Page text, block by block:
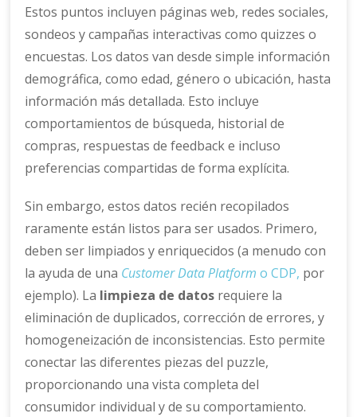
Estos puntos incluyen páginas web, redes sociales,
sondeos y campañas interactivas como quizzes o
encuestas. Los datos van desde simple información
demográfica, como edad, género o ubicación, hasta
información más detallada. Esto incluye
comportamientos de búsqueda, historial de
compras, respuestas de feedback e incluso
preferencias compartidas de forma explícita.
Sin embargo, estos datos recién recopilados
raramente están listos para ser usados. Primero,
deben ser limpiados y enriquecidos (a menudo con
la ayuda de una Customer Data Platform o CDP, por
ejemplo). La limpieza de datos requiere la
eliminación de duplicados, corrección de errores, y
homogeneización de inconsistencias. Esto permite
conectar las diferentes piezas del puzzle,
proporcionando una vista completa del
consumidor individual y de su comportamiento.